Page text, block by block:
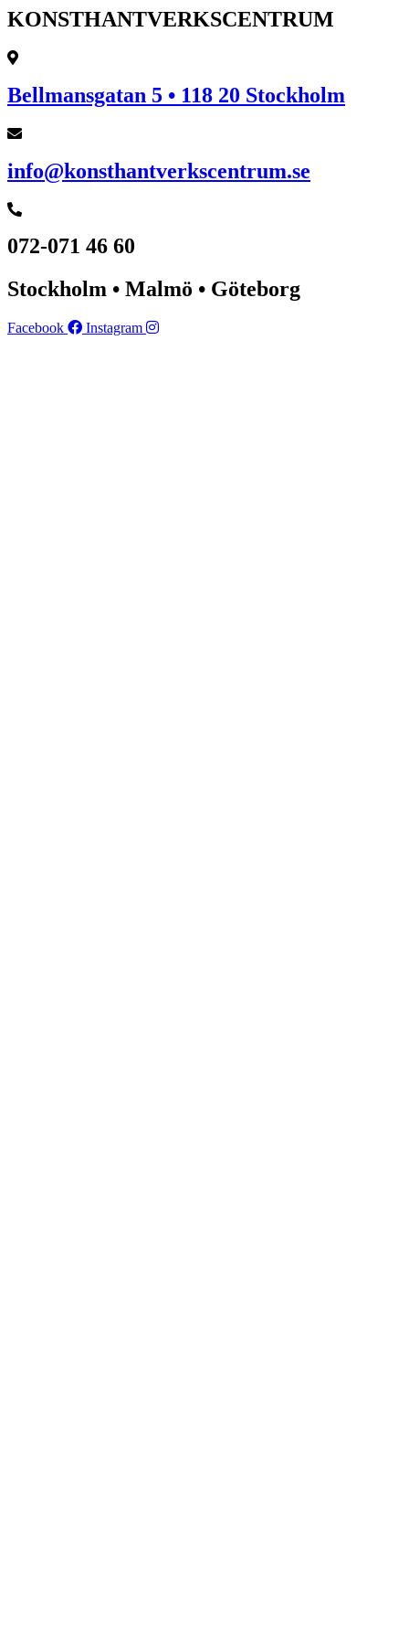
KONSTHANTVERKSCENTRUM
Bellmansgatan 5 • 118 20 Stockholm
info@konsthantverkscentrum.se
072-071 46 60
Stockholm • Malmö • Göteborg
Facebook Instagram